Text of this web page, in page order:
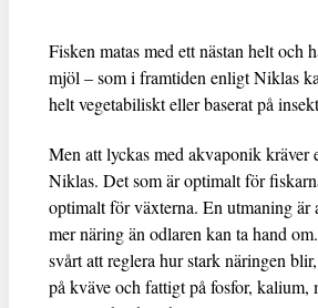
Fisken matas med ett nästan helt och
mjöl – som i framtiden enligt Niklas
helt vegetabiliskt eller baserat på
Men att lyckas med akvaponik kräver
Niklas. Det som är optimalt för
optimalt för växterna. En utmaning är
mer näring än odlaren kan ta hand
svårt att reglera hur stark näringen
på kväve och fattigt på fosfor, kalium,